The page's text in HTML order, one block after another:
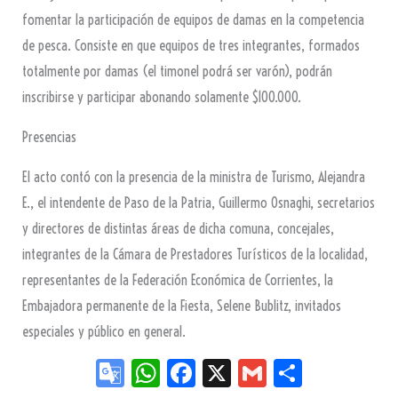
fomentar la participación de equipos de damas en la competencia
de pesca. Consiste en que equipos de tres integrantes, formados
totalmente por damas (el timonel podrá ser varón), podrán
inscribirse y participar abonando solamente $100.000.
Presencias
El acto contó con la presencia de la ministra de Turismo, Alejandra
E., el intendente de Paso de la Patria, Guillermo Osnaghi, secretarios
y directores de distintas áreas de dicha comuna, concejales,
integrantes de la Cámara de Prestadores Turísticos de la localidad,
representantes de la Federación Económica de Corrientes, la
Embajadora permanente de la Fiesta, Selene Bublitz, invitados
especiales y público en general.
Go W
Fa
X
G